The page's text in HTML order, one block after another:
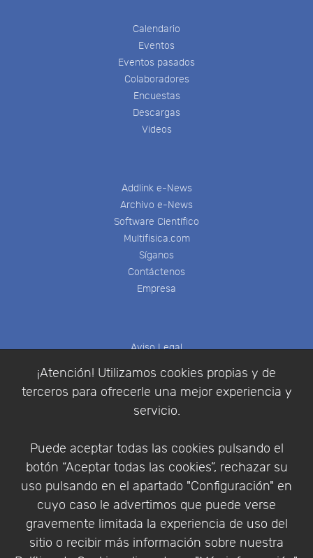
¡Atención! Utilizamos cookies propias y de
terceros para ofrecerle una mejor experiencia y
servicio.
Puede aceptar todas las cookies pulsando el
botón “Aceptar todas las cookies”, rechazar su
uso pulsando en el apartado "Configuración" en
cuyo caso le advertimos que puede verse
gravemente limitada la experiencia de uso del
sitio o recibir más información sobre nuestra
Calendario
Eventos
Eventos pasados
Colaboradores
Encuestas
Descargas
Videos
Addlink e-News
Archivo e-News
Software Científico
Multifisica.com
Síganos
Contáctenos
Empresa
Aviso Legal
Política de Privacidad
Condiciones de compra
Identificarse
Empresa|Aviso Legal| Política de Privacidad |
Política de Cookies